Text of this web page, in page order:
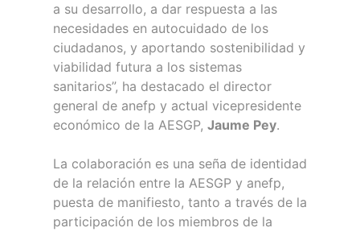
a su desarrollo, a dar respuesta a las
necesidades en autocuidado de los
ciudadanos, y aportando sostenibilidad y
viabilidad futura a los sistemas
sanitarios”, ha destacado el director
general de anefp y actual vicepresidente
económico de la AESGP, Jaume Pey.
La colaboración es una seña de identidad
de la relación entre la AESGP y anefp,
puesta de manifiesto, tanto a través de la
participación de los miembros de la